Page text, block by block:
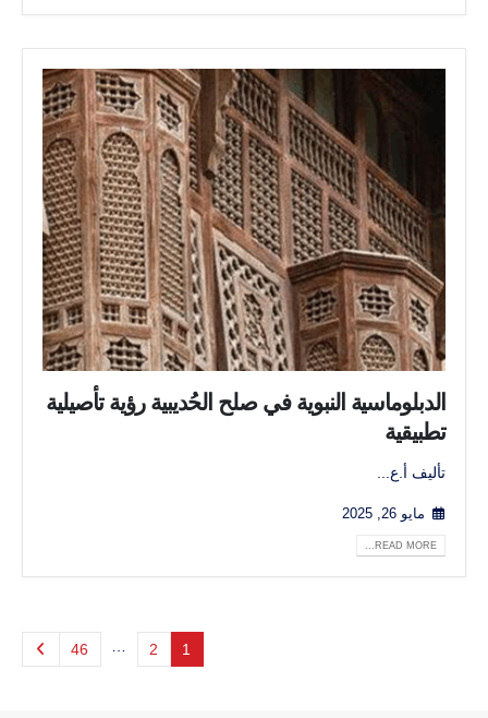
الدبلوماسية النبوية في صلح الحُديبية رؤية تأصيلية
تطبيقية
تأليف أ.ع...
مايو 26, 2025
READ MORE...
1
2
…
46